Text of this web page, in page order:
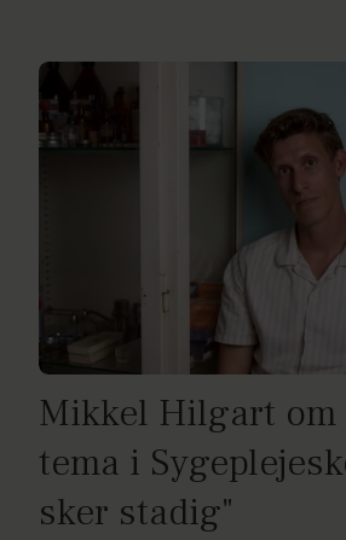
Mikkel Hilgart
tema i
sker stadig"